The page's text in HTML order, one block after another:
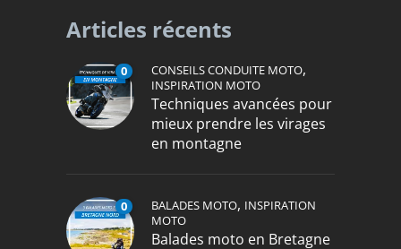
Articles récents
0 CONSEILS CONDUITE MOTO,
INSPIRATION MOTO
Techniques avancées pour
mieux prendre les virages
en montagne
0 BALADES MOTO, INSPIRATION
MOTO
Balades moto en Bretagne